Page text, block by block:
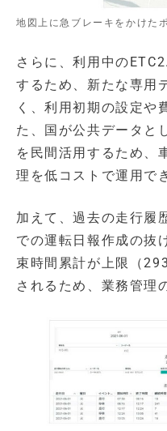
地図上に急ブレーキをかけた
さらに、利用中の
するため、新たな専用
く、利用初期の設定や
た、国が公共データと
を民間活用するため、
理を低コストで運用で
加えて、過去の走行履
での運転日報作成の抜
束時間累計が上限（
されるため、業務管理